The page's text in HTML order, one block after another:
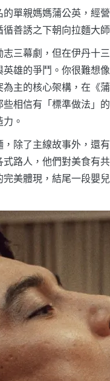
單親媽媽蒲公英，經
善誘之下朝向拉麵大
三幕劇，但在伊丹十
雄的爭鬥。你很難想
為主的核心架構，在
相信有「標準做法」
。
，除了主線故事外，還
路人，他們對美食有
美體現，結尾一段嬰